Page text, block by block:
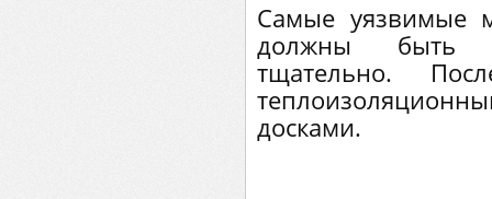
Самые уязвимые
должны быть
тщательно.
досками.